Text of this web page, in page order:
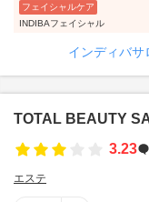
フェイシャルケア
INDIBAフェイシャル
インディバサ
TOTAL BEAUTY
3.23
エステ